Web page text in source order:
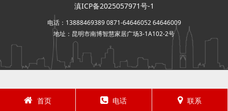
滇ICP备2025057971号-1
电话：13888469389 0871-64646052 64646009
地址：昆明市南博智慧家居广场3-1A102-2号
首页 电话 联系